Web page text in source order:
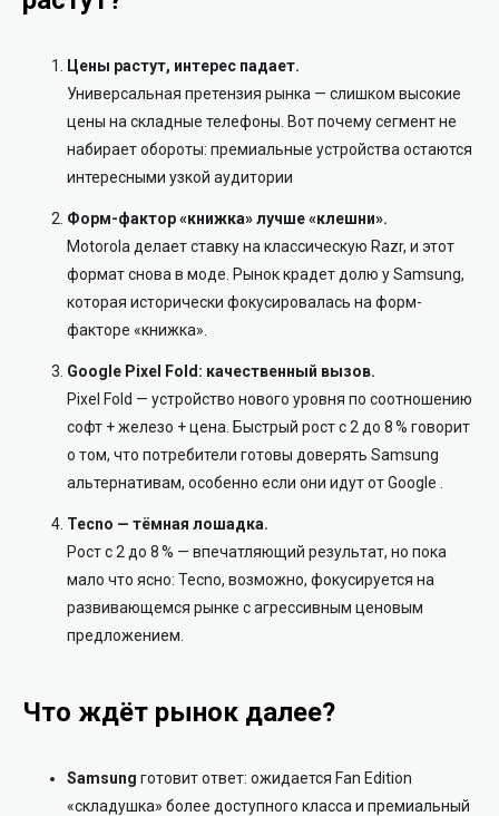
Цены растут, интерес падает.
Универсальная претензия рынка — слишком высокие
цены на складные телефоны. Вот почему сегмент не
набирает обороты: премиальные устройства остаются
интересными узкой аудитории
Форм-фактор «книжка» лучше «клешни».
Motorola делает ставку на классическую Razr, и этот
формат снова в моде. Рынок крадет долю у Samsung,
которая исторически фокусировалась на форм-
факторе «книжка».
Google Pixel Fold: качественный вызов.
Pixel Fold — устройство нового уровня по соотношению
софт + железо + цена. Быстрый рост с 2 до 8 % говорит
о том, что потребители готовы доверять Samsung
альтернативам, особенно если они идут от Google
Tecno — тёмная лошадка.
Рост с 2 до 8 % — впечатляющий результат, но пока
мало что ясно: Tecno, возможно, фокусируется на
развивающемся рынке с агрессивным ценовым
предложением.
Что ждёт рынок далее?
Samsung готовит ответ: ожидается Fan Edition
«складушка» более доступного класса и премиальный